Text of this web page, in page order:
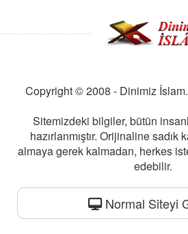
Copyright © 2008 - Dinimiz İslam.
Sitemizdeki bilgiler, bütün
hazırlanmıştır. Orijinaline sadık
almaya gerek kalmadan, herkes
edebilir.
Normal Siteyi